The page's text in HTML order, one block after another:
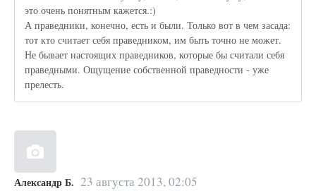
это очень понятным кажется.:)
А праведники, конечно, есть и были. Только вот в чем засада:
тот кто считает себя праведником, им быть точно не может.
Не бывает настоящих праведников, которые бы считали себя
праведными. Ощущение собственной праведности - уже
прелесть.
Александр Б. 23 августа 2013, 02:05